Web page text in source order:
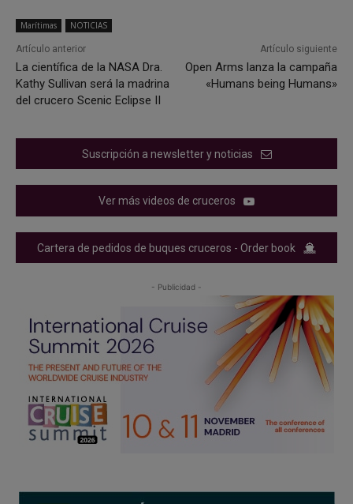
Marítimas NOTICIAS
Artículo anterior
La científica de la NASA Dra.
Kathy Sullivan será la madrina
del crucero Scenic Eclipse II
Artículo siguiente
Open Arms lanza la campaña
«Humans being Humans»
Suscripción a newsletter y noticias
Ver más videos de cruceros
Cartera de pedidos de buques cruceros - Order book
- Publicidad -